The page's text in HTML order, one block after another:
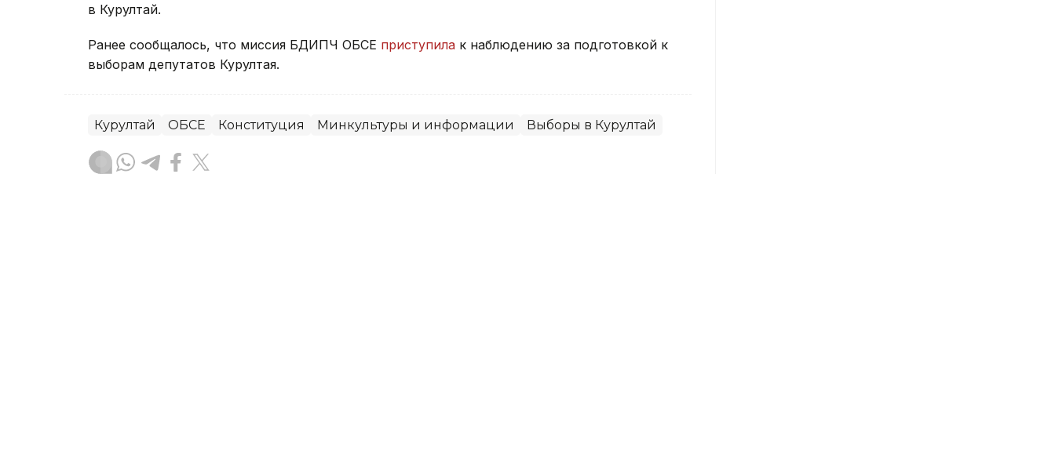
в Курултай.
Ранее сообщалось, что миссия БДИПЧ ОБСЕ приступила к наблюдению за подготовкой к
выборам депутатов Курултая.
Курултай ОБСЕ Конституция Минкультуры и информации Выборы в Курултай